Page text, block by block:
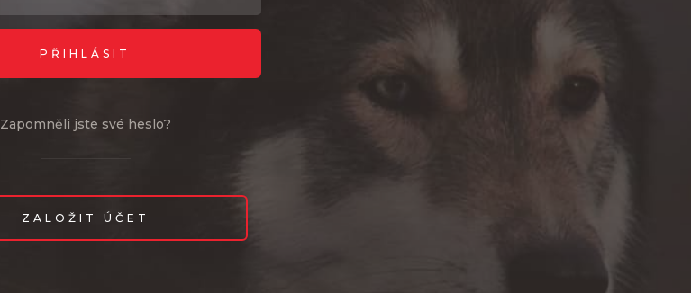
PŘIHLÁSIT
Zapomněli jste své heslo?
ZALOŽIT ÚČET